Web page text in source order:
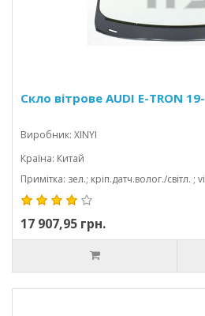
Скло вітрове AUDI E-TRON 19-
Виробник: XINYI
Країна: Китай
17 907,95 грн.